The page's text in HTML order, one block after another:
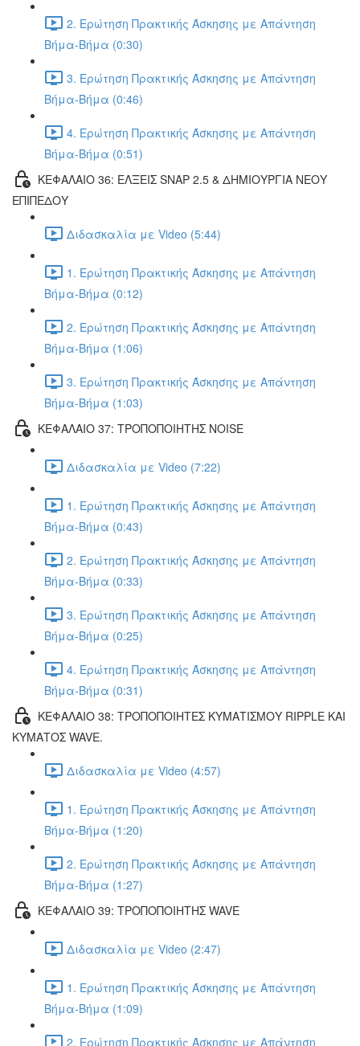
2. Ερώτηση Πρακτικής Άσκησης με Απάντηση
Βήμα-Βήμα (0:30)
3. Ερώτηση Πρακτικής Άσκησης με Απάντηση
Βήμα-Βήμα (0:46)
4. Ερώτηση Πρακτικής Άσκησης με Απάντηση
Βήμα-Βήμα (0:51)
ΚΕΦΑΛΑΙΟ 36: ΕΛΞΕΙΣ SNAP 2.5 & ΔΗΜΙΟΥΡΓΙΑ ΝΕΟΥ
ΕΠΙΠΕΔΟΥ
Διδασκαλία με Video (5:44)
1. Ερώτηση Πρακτικής Άσκησης με Απάντηση
Βήμα-Βήμα (0:12)
2. Ερώτηση Πρακτικής Άσκησης με Απάντηση
Βήμα-Βήμα (1:06)
3. Ερώτηση Πρακτικής Άσκησης με Απάντηση
Βήμα-Βήμα (1:03)
ΚΕΦΑΛΑΙΟ 37: ΤΡΟΠΟΠΟΙΗΤΗΣ NOISE
Διδασκαλία με Video (7:22)
1. Ερώτηση Πρακτικής Άσκησης με Απάντηση
Βήμα-Βήμα (0:43)
2. Ερώτηση Πρακτικής Άσκησης με Απάντηση
Βήμα-Βήμα (0:33)
3. Ερώτηση Πρακτικής Άσκησης με Απάντηση
Βήμα-Βήμα (0:25)
4. Ερώτηση Πρακτικής Άσκησης με Απάντηση
Βήμα-Βήμα (0:31)
ΚΕΦΑΛΑΙΟ 38: ΤΡΟΠΟΠΟΙΗΤΕΣ ΚΥΜΑΤΙΣΜΟΥ RIPPLE ΚΑΙ
ΚΥΜΑΤΟΣ WAVE.
Διδασκαλία με Video (4:57)
1. Ερώτηση Πρακτικής Άσκησης με Απάντηση
Βήμα-Βήμα (1:20)
2. Ερώτηση Πρακτικής Άσκησης με Απάντηση
Βήμα-Βήμα (1:27)
ΚΕΦΑΛΑΙΟ 39: ΤΡΟΠΟΠΟΙΗΤΗΣ WAVE
Διδασκαλία με Video (2:47)
1. Ερώτηση Πρακτικής Άσκησης με Απάντηση
Βήμα-Βήμα (1:09)
2. Ερώτηση Πρακτικής Άσκησης με Απάντηση